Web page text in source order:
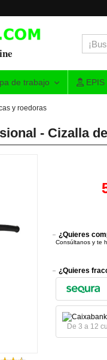
de trabajo EPIS
y roedoras
- Cizalla
¿Quieres
Consúltanos y te
¿Quieres
De 3 a 12